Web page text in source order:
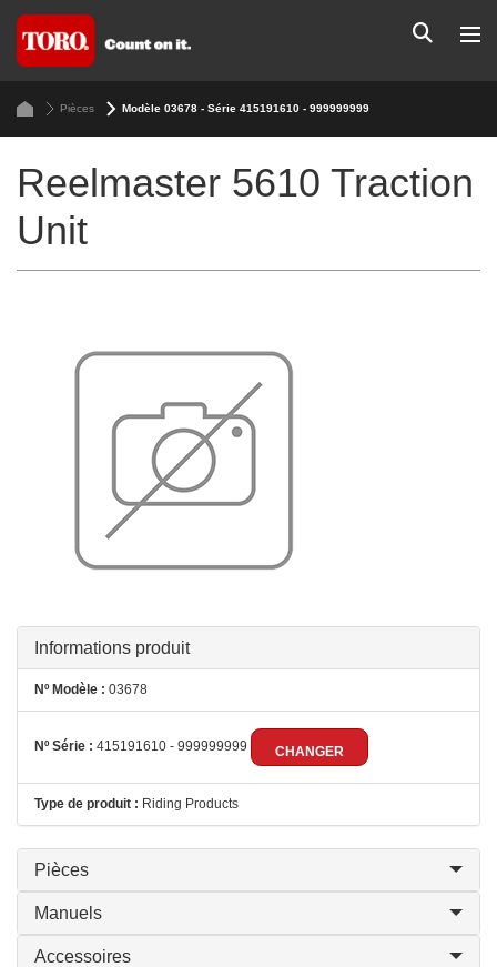
Pièces Modèle 03678 - Série 415191610 - 999999999
Reelmaster 5610 Traction
Unit
Informations produit
Nº Modèle : 03678
Nº Série : 415191610 - 999999999 CHANGER
Type de produit : Riding Products
Pièces
Manuels
Accessoires